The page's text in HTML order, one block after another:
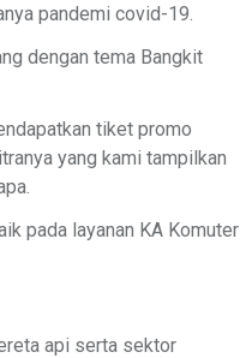
pandemi covid-19.
dengan tema Bangkit
tiket promo
yang kami tampilkan
pada layanan KA Komuter
api serta sektor